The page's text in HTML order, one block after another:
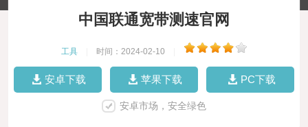
中国联通宽带测速官网
工具 时间：2024-02-10
安卓下载 苹果下载 PC下载
安卓市场，安全绿色